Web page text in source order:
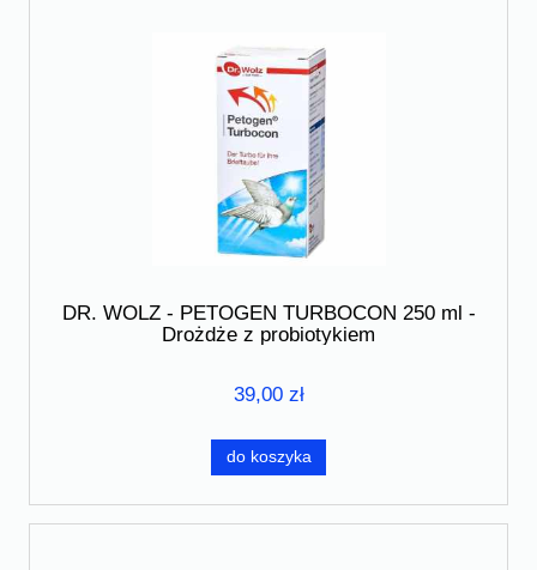
DR. WOLZ - PETOGEN TURBOCON 250 ml -
Drożdże z probiotykiem
39,00 zł
do koszyka